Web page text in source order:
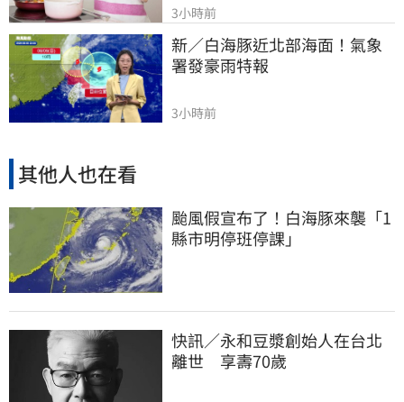
3小時前
新／白海豚近北部海面！氣象
署發豪雨特報
3小時前
其他人也在看
颱風假宣布了！白海豚來襲「1
縣市明停班停課」
快訊／永和豆漿創始人在台北
離世 享壽70歲